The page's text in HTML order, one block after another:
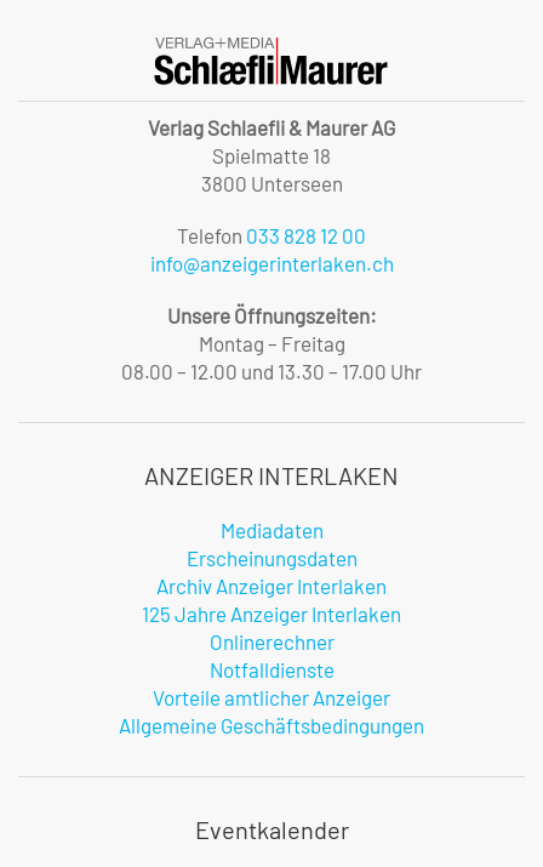
Verlag Schlaefli & Maurer AG
Spielmatte 18
3800 Unterseen
Telefon 033 828 12 00
info@anzeigerinterlaken.ch
Unsere Öffnungszeiten:
Montag – Freitag
08.00 – 12.00 und 13.30 – 17.00 Uhr
ANZEIGER INTERLAKEN
Mediadaten
Erscheinungsdaten
Archiv Anzeiger Interlaken
125 Jahre Anzeiger Interlaken
Onlinerechner
Notfalldienste
Vorteile amtlicher Anzeiger
Allgemeine Geschäftsbedingungen
Eventkalender